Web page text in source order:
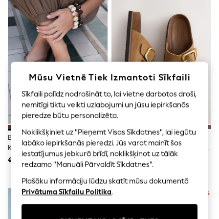
Shorts
Joggers
adidas
Nike
All Girls Schoolwear
Shoes
Dresses
Skirts
Polo Shirts
Sweatshirts
Cardigans
Underwear
Socks & Tights
Multipacks
All Girls Sports & Swimwear
Trainers & Pumps
Swimwear
Tops
Leggings
Shorts
Joggers
Brūna Krāsa - Havaianas
Kvadrātveida Iešļūcenes
€40
Dzeltenbrūns - Forever
Comfort® Sandales Ar Dubulto
Siksniņu Un Zolīti
€36
Mūsu Vietnē Tiek Izmantoti Sīkfaili
Sīkfaili palīdz nodrošināt to, lai vietne darbotos droši,
nemitīgi tiktu veikti uzlabojumi un jūsu iepirkšanās
pieredze būtu personalizēta.
Noklikšķiniet uz "Pieņemt Visas Sīkdatnes", lai iegūtu
labāko iepirkšanās pieredzi. Jūs varat mainīt šos
iestatījumus jebkurā brīdī, noklikšķinot uz tālāk
redzamo "Manuāli Pārvaldīt Sīkdatnes".
Plašāku informāciju lūdzu skatīt mūsu dokumentā
Privātuma Sīkfailu Politika.